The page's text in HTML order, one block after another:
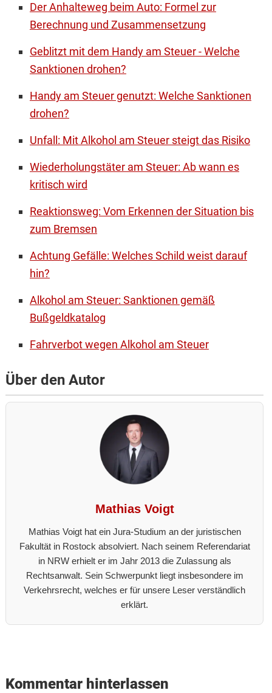
Der Anhalteweg beim Auto: Formel zur
Berechnung und Zusammensetzung
Geblitzt mit dem Handy am Steuer - Welche
Sanktionen drohen?
Handy am Steuer genutzt: Welche Sanktionen
drohen?
Unfall: Mit Alkohol am Steuer steigt das Risiko
Wiederholungstäter am Steuer: Ab wann es
kritisch wird
Reaktionsweg: Vom Erkennen der Situation bis
zum Bremsen
Achtung Gefälle: Welches Schild weist darauf
hin?
Alkohol am Steuer: Sanktionen gemäß
Bußgeldkatalog
Fahrverbot wegen Alkohol am Steuer
Über den Autor
Mathias Voigt
Mathias Voigt hat ein Jura-Studium an der juristischen
Fakultät in Rostock absolviert. Nach seinem Referendariat
in NRW erhielt er im Jahr 2013 die Zulassung als
Rechtsanwalt. Sein Schwerpunkt liegt insbesondere im
Verkehrsrecht, welches er für unsere Leser verständlich
erklärt.
Interactions
Kommentar hinterlassen